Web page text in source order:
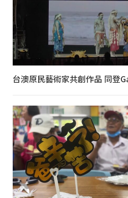
台澳原民藝術家共創作品 同登